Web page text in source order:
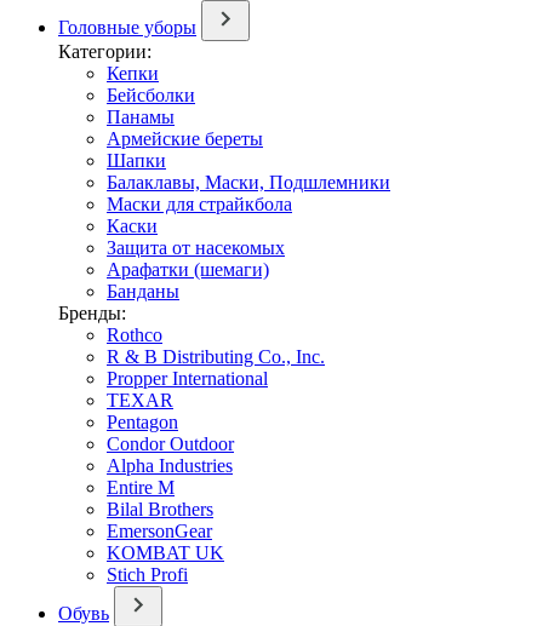
Головные уборы
Категории:
Кепки
Бейсболки
Панамы
Армейские береты
Шапки
Балаклавы, Маски, Подшлемники
Маски для страйкбола
Каски
Защита от насекомых
Арафатки (шемаги)
Банданы
Бренды:
Rothco
R & B Distributing Co., Inc.
Propper International
TEXAR
Pentagon
Condor Outdoor
Alpha Industries
Entire M
Bilal Brothers
EmersonGear
KOMBAT UK
Stich Profi
Обувь